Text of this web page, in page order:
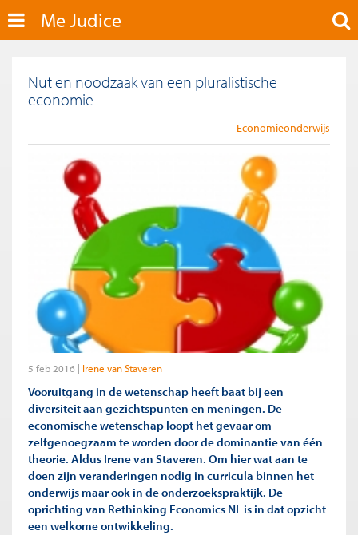
Me Judice
Nut en noodzaak van een pluralistische
economie
Economieonderwijs
5 feb 2016 Irene van Staveren
Vooruitgang in de wetenschap heeft baat bij een
diversiteit aan gezichtspunten en meningen. De
economische wetenschap loopt het gevaar om
zelfgenoegzaam te worden door de dominantie van één
theorie. Aldus Irene van Staveren. Om hier wat aan te
doen zijn veranderingen nodig in curricula binnen het
onderwijs maar ook in de onderzoekspraktijk. De
oprichting van Rethinking Economics NL is in dat opzicht
een welkome ontwikkeling.